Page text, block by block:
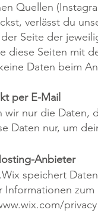
Quellen
verlässt du
Seite der
diese Seiten mit
Daten beim
per E-Mail
nur die Daten,
Daten nur, um
Anbieter
speichert
privacy